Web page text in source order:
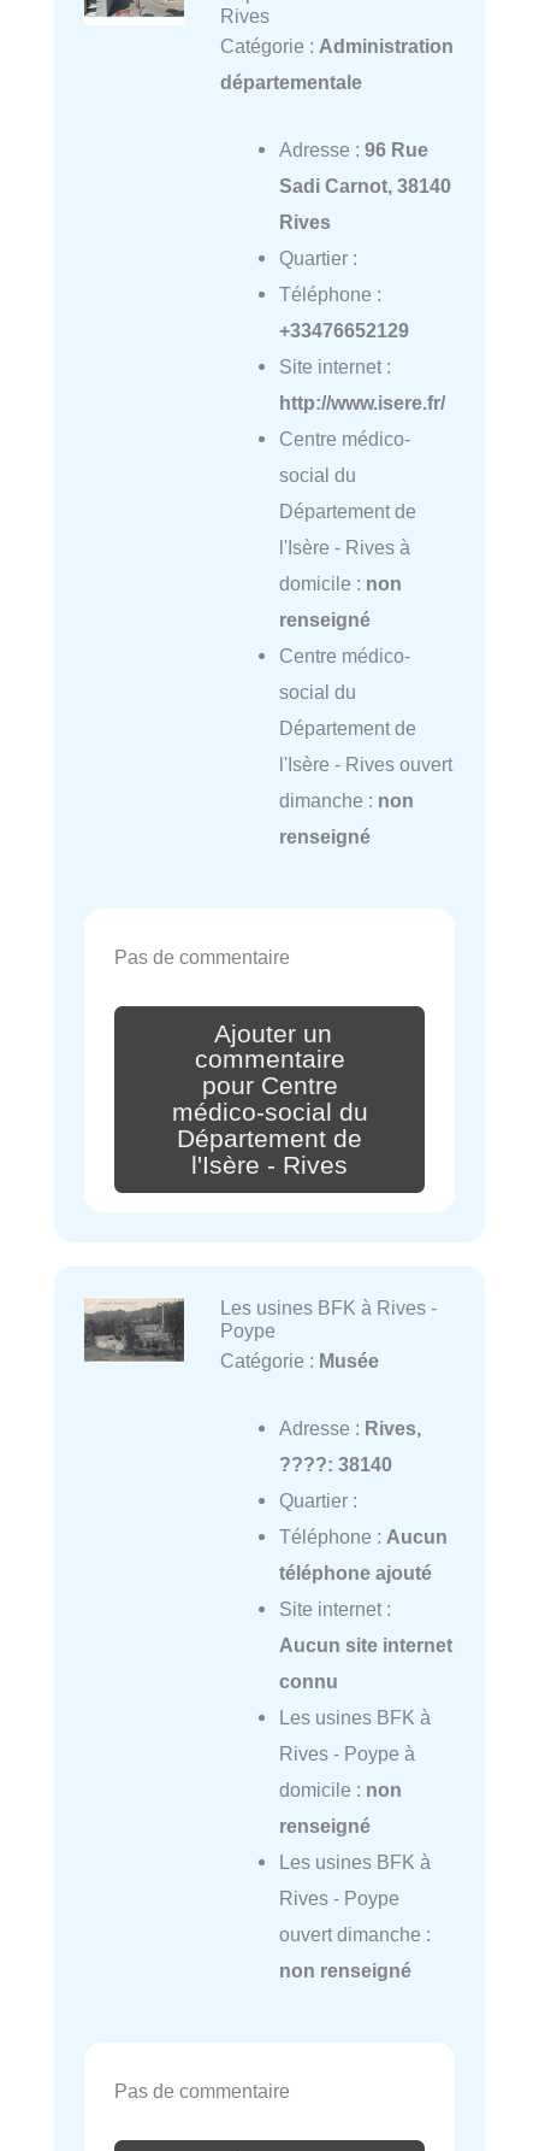
Rives
Catégorie : Administration
départementale
Adresse : 96 Rue
Sadi Carnot, 38140
Rives
Quartier :
Téléphone :
+33476652129
Site internet :
http://www.isere.fr/
Centre médico-
social du
Département de
l'Isère - Rives à
domicile : non
renseigné
Centre médico-
social du
Département de
l'Isère - Rives ouvert
dimanche : non
renseigné
Pas de commentaire
Ajouter un
commentaire
pour Centre
médico-social du
Département de
l'Isère - Rives
Les usines BFK à Rives -
Poype
Catégorie : Musée
Adresse : Rives,
????: 38140
Quartier :
Téléphone : Aucun
téléphone ajouté
Site internet :
Aucun site internet
connu
Les usines BFK à
Rives - Poype à
domicile : non
renseigné
Les usines BFK à
Rives - Poype
ouvert dimanche :
non renseigné
Pas de commentaire